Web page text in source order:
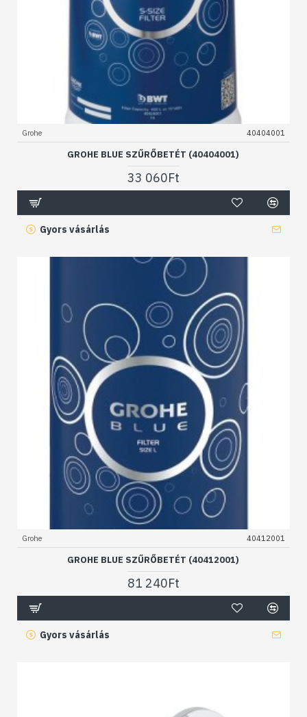
Grohe 40404001
GROHE BLUE SZŰRŐBETÉT (40404001)
33 060Ft
Gyors vásárlás
Grohe 40412001
GROHE BLUE SZŰRŐBETÉT (40412001)
81 240Ft
Gyors vásárlás